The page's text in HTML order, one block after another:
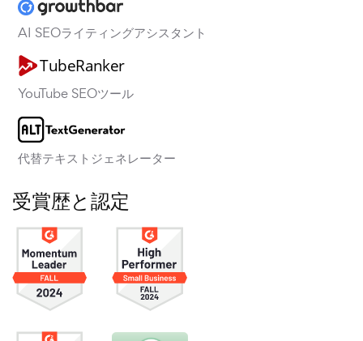
AI SEOライティングアシスタント
YouTube SEOツール
代替テキストジェネレーター
受賞歴と認定